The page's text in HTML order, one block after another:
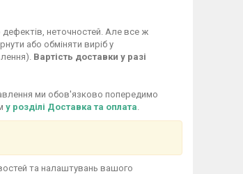
неточностей. Але все ж
або обміняти виріб у
Вартість доставки у разі
ми обов'язково попередимо
у розділі Доставка та оплата
та налаштувань вашого